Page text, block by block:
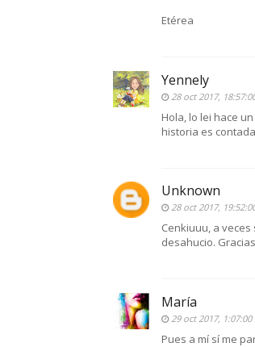
Etérea
Yennely
28 oct 2017,
Hola, lo lei hace
historia es
Unknown
28 oct 2017,
Cenkiuuu, a
desahucio.
María
29 oct 2017, 1:07:00
Pues a mí sí me